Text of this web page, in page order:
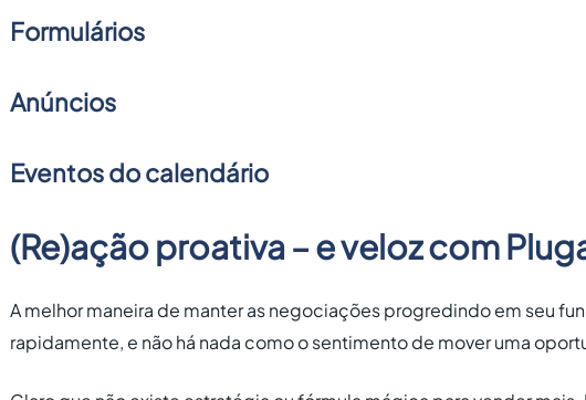
Formulários
Anúncios
Eventos do calendário
(Re)ação proativa – e veloz com
A melhor maneira de manter as negociações progredindo em seu
rapidamente, e não há nada como o sentimento de mover uma